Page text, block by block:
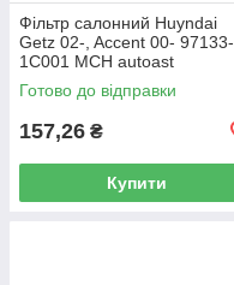
Фільтр салонний Huyndai
Getz 02-, Accent 00- 97133-
1C001 MCH autoast
Готово до відправки
157,26 ₴
Купити